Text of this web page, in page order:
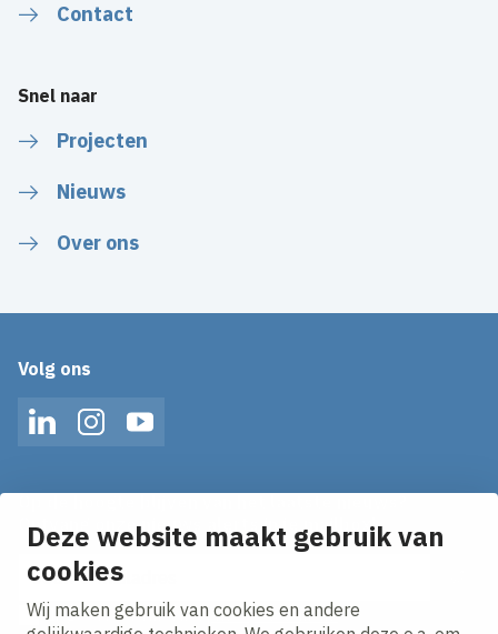
Deze website maakt gebruik van
cookies
Wij maken gebruik van cookies en andere
Contact
Snel naar
Projecten
Nieuws
Over ons
Volg ons
LinkedInInstagramYouTube
Ontvang onze nieuws alerts in je mailbox!
E-mailadres
Ik ga akkoord met hetprivacy statement.